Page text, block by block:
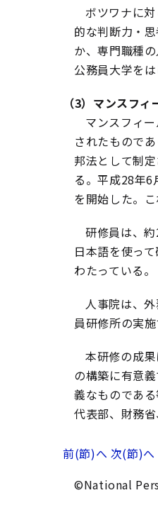
ボツワナに
的な判断力・
か、専門職種
公務員大学を
（3）マンスフ
マンスフィ
されたもので
邦法として制
る。平成28年
を開始した。
研修員は、
日本語を使っ
わたっている。
人事院は、
員研修所の実
本研修の成
の構築に有意
義なものであ
代表部、財務
前(節)へ 次(節)へ
©National